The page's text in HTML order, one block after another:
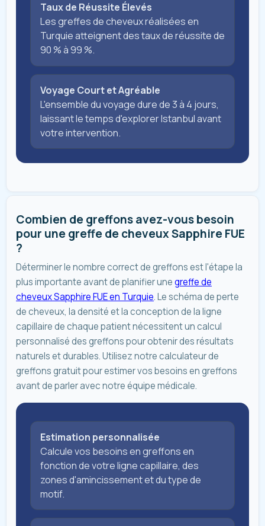
Taux de Réussite Élevés
Les greffes de cheveux réalisées en
Turquie atteignent des taux de réussite de
90 % à 99 %.
Voyage Court et Agréable
L'ensemble du voyage dure de 3 à 4 jours,
laissant le temps d'explorer Istanbul avant
votre intervention.
Combien de greffons avez-vous besoin
pour une greffe de cheveux Sapphire FUE
?
Déterminer le nombre correct de greffons est l'étape la
plus importante avant de planifier unegreffe de
cheveux Sapphire FUE en Turquie. Le schéma de perte
de cheveux, la densité et la conception de la ligne
capillaire de chaque patient nécessitent un calcul
personnalisé des greffons pour obtenir des résultats
naturels et durables. Utilisez notre calculateur de
greffons gratuit pour estimer vos besoins en greffons
avant de parler avec notre équipe médicale.
Estimation personnalisée
Calcule vos besoins en greffons en
fonction de votre ligne capillaire, des
zones d'amincissement et du type de
motif.